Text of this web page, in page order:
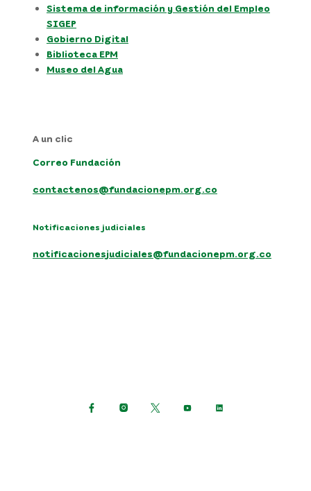
Sistema de información y Gestión del Empleo
SIGEP
Gobierno Digital
Biblioteca EPM
Museo del Agua
A un clic
Correo Fundación
contactenos@fundacionepm.org.co
Notificaciones judiciales
notificacionesjudiciales@fundacionepm.org.co